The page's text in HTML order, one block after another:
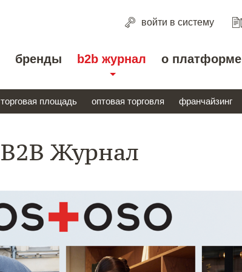
войти в систему
бренды b2b журнал о платформе
торговая площадь оптовая торговля франчайзинг
B2B Журнал